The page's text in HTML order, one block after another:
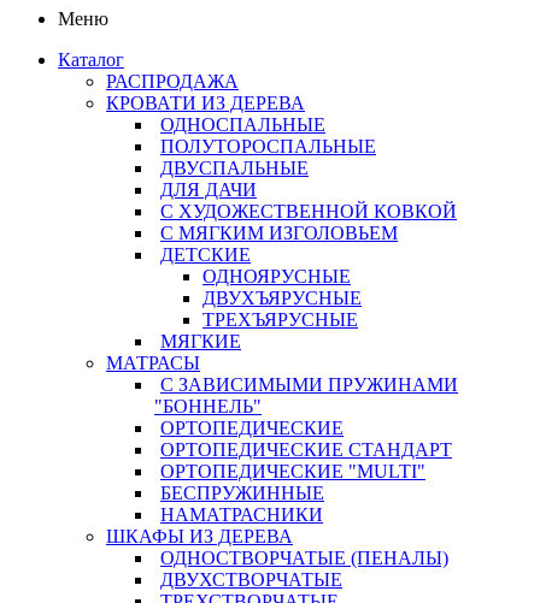
Меню
Каталог
РАСПРОДАЖА
КРОВАТИ ИЗ ДЕРЕВА
ОДНОСПАЛЬНЫЕ
ПОЛУТОРОСПАЛЬНЫЕ
ДВУСПАЛЬНЫЕ
ДЛЯ ДАЧИ
С ХУДОЖЕСТВЕННОЙ КОВКОЙ
С МЯГКИМ ИЗГОЛОВЬЕМ
ДЕТСКИЕ
ОДНОЯРУСНЫЕ
ДВУХЪЯРУСНЫЕ
ТРЕХЪЯРУСНЫЕ
МЯГКИЕ
МАТРАСЫ
С ЗАВИСИМЫМИ ПРУЖИНАМИ
"БОННЕЛЬ"
ОРТОПЕДИЧЕСКИЕ
ОРТОПЕДИЧЕСКИЕ СТАНДАРТ
ОРТОПЕДИЧЕСКИЕ "MULTI"
БЕСПРУЖИННЫЕ
НАМАТРАСНИКИ
ШКАФЫ ИЗ ДЕРЕВА
ОДНОСТВОРЧАТЫЕ (ПЕНАЛЫ)
ДВУХСТВОРЧАТЫЕ